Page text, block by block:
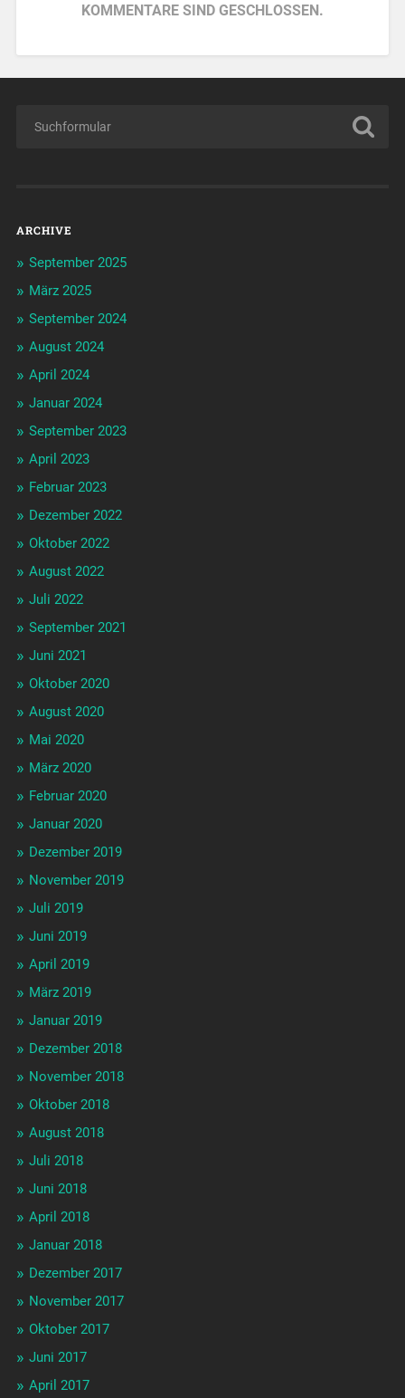
KOMMENTARE SIND GESCHLOSSEN.
ARCHIVE
September 2025
März 2025
September 2024
August 2024
April 2024
Januar 2024
September 2023
April 2023
Februar 2023
Dezember 2022
Oktober 2022
August 2022
Juli 2022
September 2021
Juni 2021
Oktober 2020
August 2020
Mai 2020
März 2020
Februar 2020
Januar 2020
Dezember 2019
November 2019
Juli 2019
Juni 2019
April 2019
März 2019
Januar 2019
Dezember 2018
November 2018
Oktober 2018
August 2018
Juli 2018
Juni 2018
April 2018
Januar 2018
Dezember 2017
November 2017
Oktober 2017
Juni 2017
April 2017